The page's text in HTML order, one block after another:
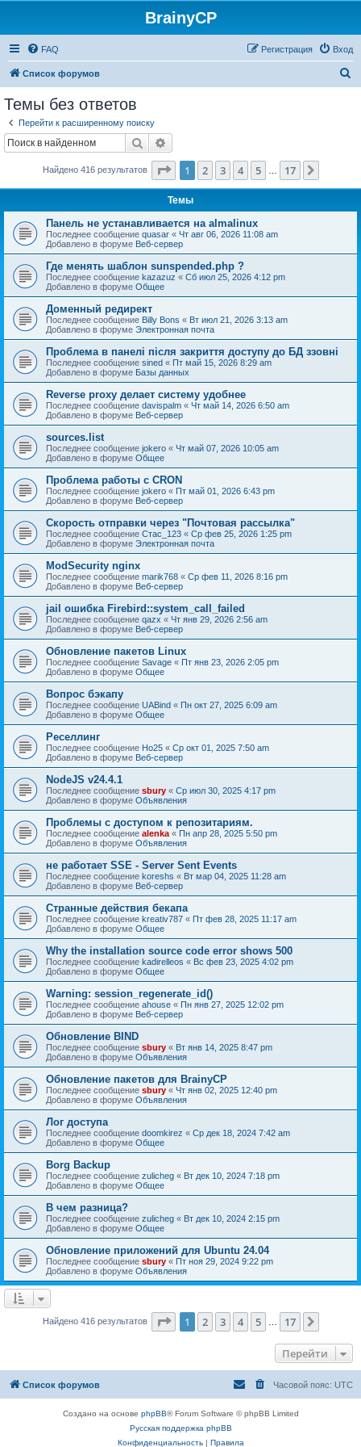
BrainyCP
FAQ Вход
Регистрация
Список форумов
Темы без ответов
Перейти к расширенному поиску
Поиск
Найдено 416 результатов Страница из 17
1 2 3 4 5 17
Темы
Панель не устанавливается на almalinux
Последнее сообщение quasar « Чт авг 06, 2026 11:08 am
Добавлено в форуме Веб-сервер
Где менять шаблон sunspended.php ?
Последнее сообщение kazazuz « Сб июл 25, 2026 4:12 pm
Добавлено в форуме Общее
Доменный редирект
Последнее сообщение Billy Bons « Вт июл 21, 2026 3:13 am
Добавлено в форуме Электронная почта
Проблема в панелі після закриття доступу до БД ззовні
Последнее сообщение sined « Пт май 15, 2026 8:29 am
Добавлено в форуме Базы данных
Reverse proxy делает систему удобнее
Последнее сообщение davispalm « Чт май 14, 2026 6:50 am
Добавлено в форуме Веб-сервер
sources.list
Последнее сообщение jokero « Чт май 07, 2026 10:05 am
Добавлено в форуме Общее
Проблема работы с CRON
Последнее сообщение jokero « Пт май 01, 2026 6:43 pm
Добавлено в форуме Веб-сервер
Скорость отправки через "Почтовая рассылка"
Последнее сообщение Стас_123 « Ср фев 25, 2026 1:25 pm
Добавлено в форуме Электронная почта
ModSecurity nginx
Последнее сообщение marik768 « Ср фев 11, 2026 8:16 pm
Добавлено в форуме Веб-сервер
jail ошибка Firebird::system_call_failed
Последнее сообщение qazx « Чт янв 29, 2026 2:56 am
Добавлено в форуме Веб-сервер
Обновление пакетов Linux
Последнее сообщение Savage « Пт янв 23, 2026 2:05 pm
Добавлено в форуме Общее
Вопрос бэкапу
Последнее сообщение UABind « Пн окт 27, 2025 6:09 am
Добавлено в форуме Общее
Реселлинг
Последнее сообщение Ho25 « Ср окт 01, 2025 7:50 am
Добавлено в форуме Веб-сервер
NodeJS v24.4.1
Последнее сообщение sbury « Ср июл 30, 2025 4:17 pm
Добавлено в форуме Объявления
Проблемы с доступом к репозитариям.
Последнее сообщение alenka « Пн апр 28, 2025 5:50 pm
Добавлено в форуме Объявления
не работает SSE - Server Sent Events
Последнее сообщение koreshs « Вт мар 04, 2025 11:28 am
Добавлено в форуме Веб-сервер
Странные действия бекапа
Последнее сообщение kreativ787 « Пт фев 28, 2025 11:17 am
Добавлено в форуме Общее
Why the installation source code error shows 500
Последнее сообщение kadirelleos « Вс фев 23, 2025 4:02 pm
Добавлено в форуме Общее
Warning: session_regenerate_id()
Последнее сообщение ahouse « Пн янв 27, 2025 12:02 pm
Добавлено в форуме Веб-сервер
Обновление BIND
Последнее сообщение sbury « Вт янв 14, 2025 8:47 pm
Добавлено в форуме Объявления
Oбновление пакетов для BrainyCP
Последнее сообщение sbury « Чт янв 02, 2025 12:40 pm
Добавлено в форуме Объявления
Лог доступа
Последнее сообщение doomkirez « Ср дек 18, 2024 7:42 am
Добавлено в форуме Общее
Borg Backup
Последнее сообщение zulicheg « Вт дек 10, 2024 7:18 pm
Добавлено в форуме Общее
В чем разница?
Последнее сообщение zulicheg « Вт дек 10, 2024 2:15 pm
Добавлено в форуме Общее
Обновление приложений для Ubuntu 24.04
Последнее сообщение sbury « Пт ноя 29, 2024 9:22 pm
Добавлено в форуме Объявления
Найдено 416 результатов Страница из 17
1 2 3 4 5 17
Перейти
Список форумов Часовой пояс: UTC
Создано на основе phpBB® Forum Software © phpBB Limited
Русская поддержка phpBB
Конфиденциальность| Правила